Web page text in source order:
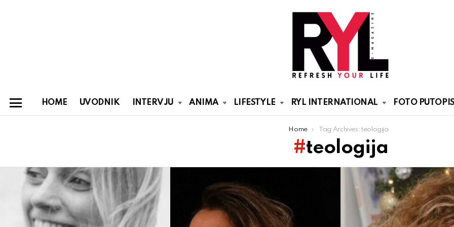
HOME UVODNIK INTERVJU ANIMA LIFESTYLE RYL INTERNATIONAL FOTO PUTOPISI
Home Tag Archives: teologija
teologija
Latest